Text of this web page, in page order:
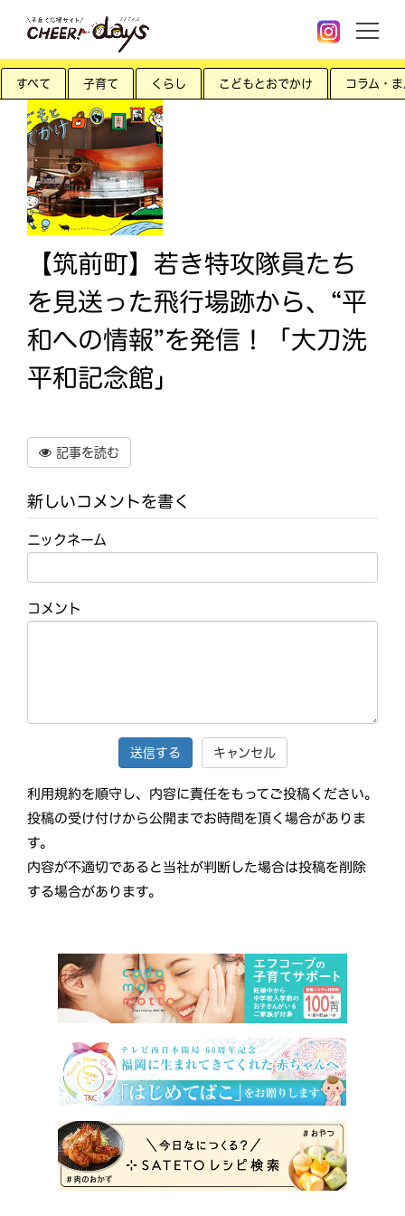
すべて 子育て くらし こどもとおでかけ コラム・
【筑前町】若き特攻隊員たち
を見送った飛行場跡から、“平
和への情報”を発信！「大刀洗
平和記念館」
記事を読む
新しいコメントを書く
ニックネーム
コメント
キャンセル
利用規約を順守し、内容に責任をもってご投稿ください。
投稿の受け付けから公開までお時間を頂く場合がありま
す。
内容が不適切であると当社が判断した場合は投稿を削除
する場合があります。